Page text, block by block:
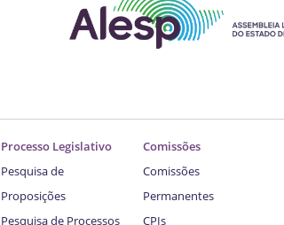
Processo Legislativo
Pesquisa de
Proposições
Pesquisa de Processos
Comissões
Comissões
Permanentes
CPIs